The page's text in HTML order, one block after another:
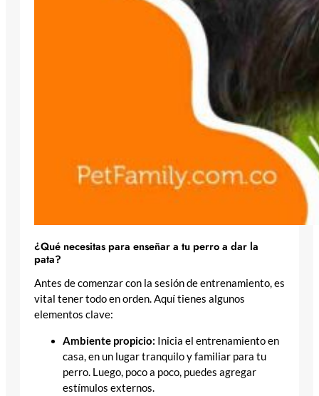
¿Qué necesitas para enseñar a tu perro a dar la
pata?
Antes de comenzar con la sesión de entrenamiento, es
vital tener todo en orden. Aquí tienes algunos
elementos clave:
Ambiente propicio: Inicia el entrenamiento en
casa, en un lugar tranquilo y familiar para tu
perro. Luego, poco a poco, puedes agregar
estímulos externos.